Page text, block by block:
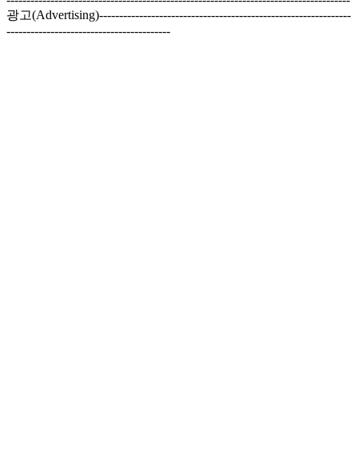
광고(Advertising)---------------------------------------------------------------
-----------------------------------------